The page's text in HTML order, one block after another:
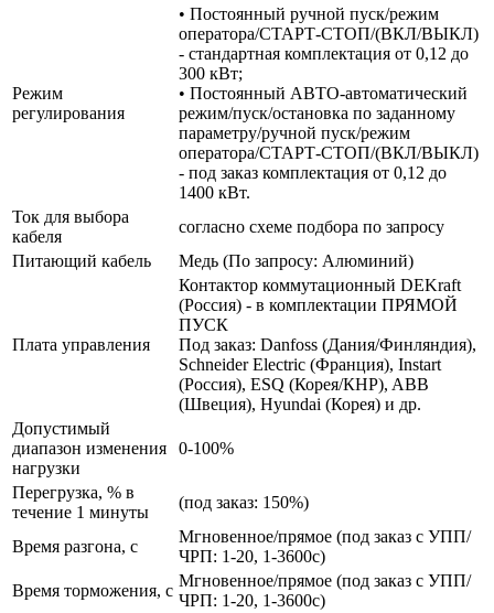
Режим
регулирования
• Постоянный ручной пуск/режим
оператора/СТАРТ-СТОП/(ВКЛ/ВЫКЛ)
- стандартная комплектация от 0,12 до
300 кВт;
• Постоянный АВТО-автоматический
режим/пуск/остановка по заданному
параметру/ручной пуск/режим
оператора/СТАРТ-СТОП/(ВКЛ/ВЫКЛ)
- под заказ комплектация от 0,12 до
1400 кВт.
Ток для выбора
кабеля
согласно схеме подбора по запросу
Питающий кабель
Медь (По запросу: Алюминий)
Плата управления
Контактор коммутационный DEKraft
(Россия) - в комплектации ПРЯМОЙ
ПУСК
Под заказ: Danfoss (Дания/Финляндия),
Schneider Electric (Франция), Instart
(Россия), ESQ (Корея/КНР), ABB
(Швеция), Hyundai (Корея) и др.
Допустимый
диапазон изменения
нагрузки
0-100%
Перегрузка, % в
течение 1 минуты
(под заказ: 150%)
Время разгона, с
Мгновенное/прямое (под заказ с УПП/
ЧРП: 1-20, 1-3600с)
Время торможения, с
Мгновенное/прямое (под заказ с УПП/
ЧРП: 1-20, 1-3600с)